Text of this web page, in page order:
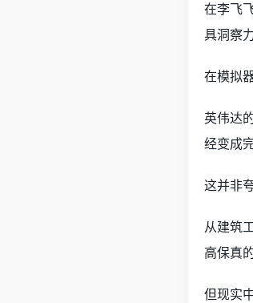
在李飞
具洞察
在模拟
英伟达
经变成
这并非
从建筑
高保真
但现实